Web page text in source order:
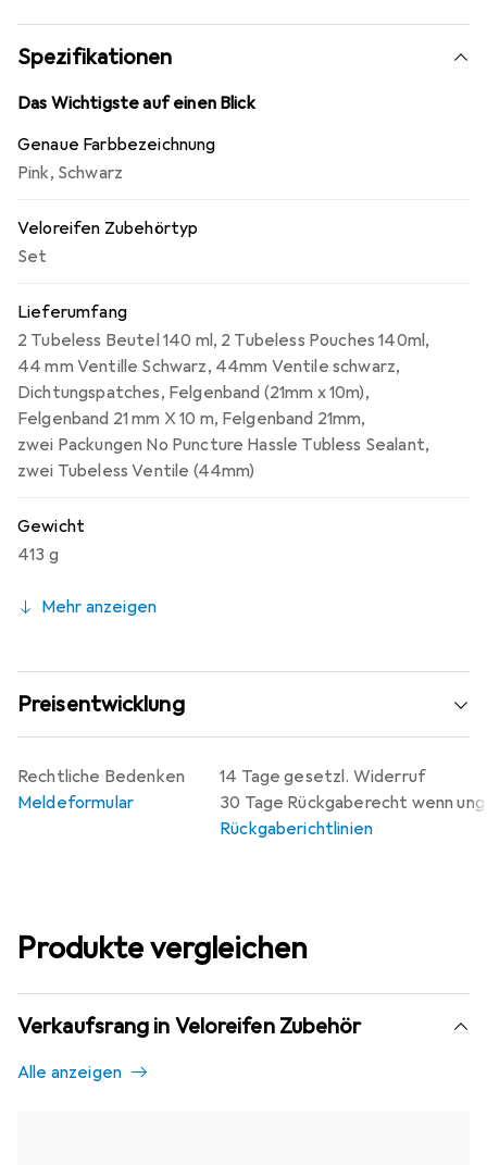
Spezifikationen
Das Wichtigste auf einen Blick
Genaue Farbbezeichnung
Pink, Schwarz
Veloreifen Zubehörtyp
Set
Lieferumfang
2 Tubeless Beutel 140 ml, 2 Tubeless Pouches 140ml,
44 mm Ventille Schwarz, 44mm Ventile schwarz,
Dichtungspatches, Felgenband (21mm x 10m),
Felgenband 21 mm X 10 m, Felgenband 21mm,
zwei Packungen No Puncture Hassle Tubless Sealant,
zwei Tubeless Ventile (44mm)
Gewicht
413 g
Mehr anzeigen
Preisentwicklung
14 Tage gesetzl. Widerruf
30 Tage Rückgaberecht wenn
Rückgaberichtlinien
Rechtliche Bedenken
Meldeformular
Produkte vergleichen
Verkaufsrang in Veloreifen Zubehör
Alle anzeigen